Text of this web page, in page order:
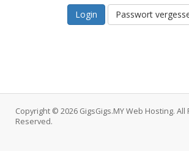
Passwort
Copyright © 2026 GigsGigs.MY Web Hosting. All
Reserved.